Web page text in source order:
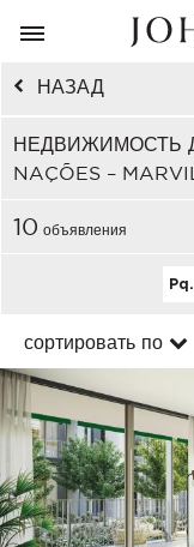
НАЗАД
НЕДВИЖИМОСТЬ
NAÇÕES –
10 объявления
сортировать по